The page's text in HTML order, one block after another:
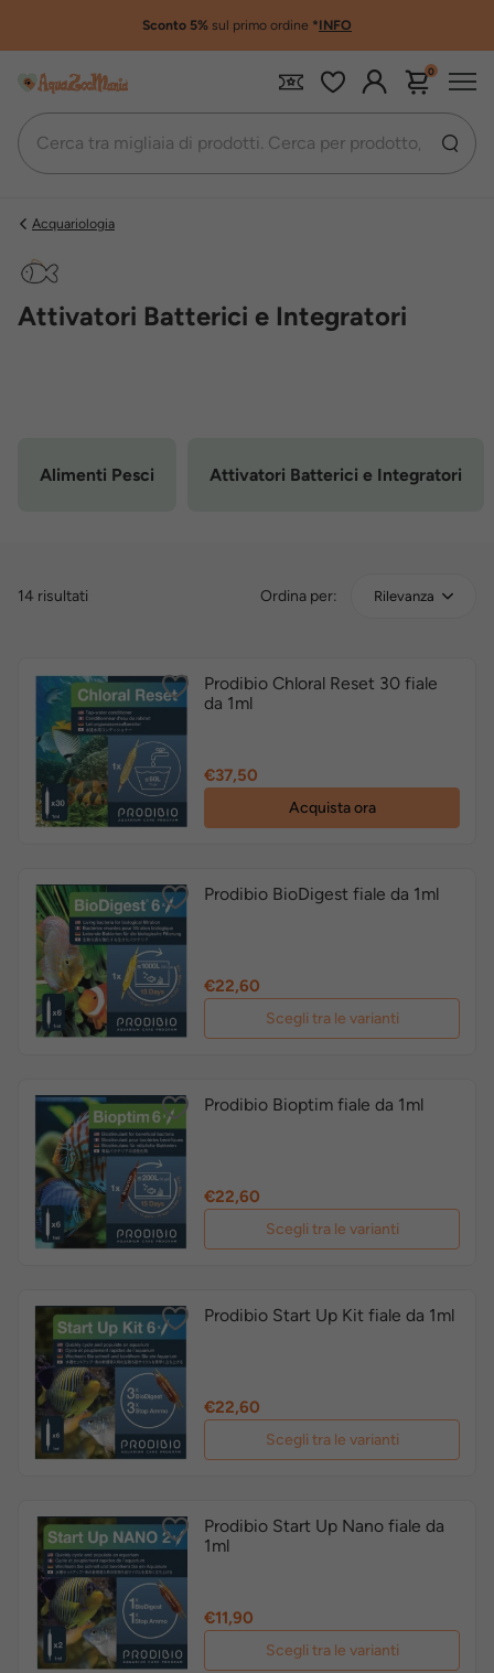
Sconto 5% sul primo ordine *INFO
0
Acquariologia
Attivatori Batterici e Integratori
Alimenti Pesci Attivatori Batterici e Integratori
14 risultati Ordina per: Rilevanza
Prodibio Chloral Reset 30 fiale
da 1ml
Prezzo
€37,50
Acquista ora
Prodibio BioDigest fiale da 1ml
Prezzo
€22,60
Scegli tra le varianti
Prodibio Bioptim fiale da 1ml
Prezzo
€22,60
Scegli tra le varianti
Prodibio Start Up Kit fiale da 1ml
Prezzo
€22,60
Scegli tra le varianti
Prodibio Start Up Nano fiale da
1ml
Prezzo
€11,90
Scegli tra le varianti